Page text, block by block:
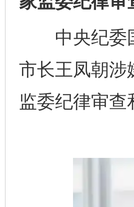
中央纪委国
市长王凤朝涉
监委纪律审